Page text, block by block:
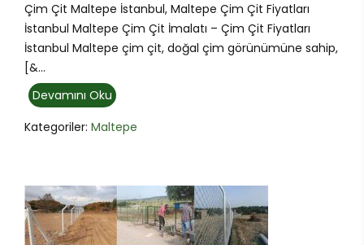
Çim Çit Maltepe İstanbul, Maltepe Çim Çit Fiyatları
İstanbul Maltepe Çim Çit İmalatı – Çim Çit Fiyatları
İstanbul Maltepe çim çit, doğal çim görünümüne sahip,
[&...
Devamını Oku
Kategoriler: Maltepe